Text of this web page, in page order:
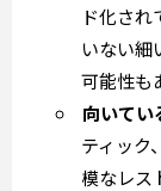
ド化さ
いない細
可能性も
向いてい
ティック
模なレス